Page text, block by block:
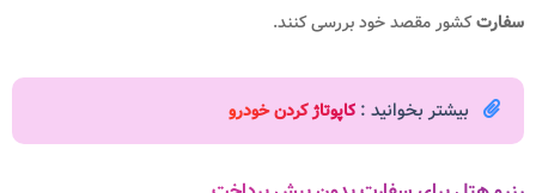
سفارتکشور مقصد خود بررسی کنند.
بیشتر بخوانید : کاپوتاژ کردن خودرو